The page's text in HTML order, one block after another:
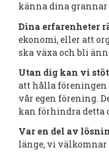
känna dina grannar
Dina erfarenheter
ekonomi, eller att
ska växa och bli
Utan dig kan vi
att hålla
vår egen förening.
kan förhindra detta
Var en del av
länge, vi välkomnar